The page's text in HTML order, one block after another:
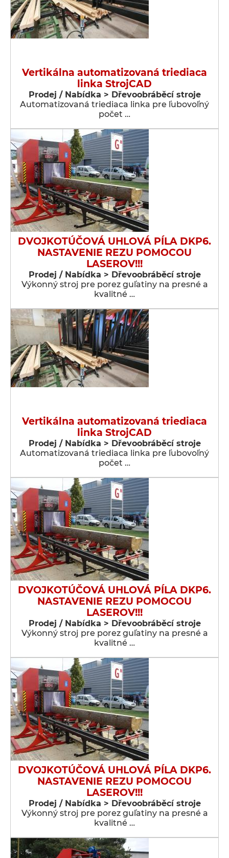
Vertikálna automatizovaná triediaca
linka StrojCAD
Prodej / Nabídka > Dřevoobráběcí stroje
Automatizovaná triediaca linka pre ľubovoľný
počet …
DVOJKOTÚČOVÁ UHLOVÁ PÍLA DKP6.
NASTAVENIE REZU POMOCOU
LASEROV!!!
Prodej / Nabídka > Dřevoobráběcí stroje
Výkonný stroj pre porez guľatiny na presné a
kvalitné …
Vertikálna automatizovaná triediaca
linka StrojCAD
Prodej / Nabídka > Dřevoobráběcí stroje
Automatizovaná triediaca linka pre ľubovoľný
počet …
DVOJKOTÚČOVÁ UHLOVÁ PÍLA DKP6.
NASTAVENIE REZU POMOCOU
LASEROV!!!
Prodej / Nabídka > Dřevoobráběcí stroje
Výkonný stroj pre porez guľatiny na presné a
kvalitné …
DVOJKOTÚČOVÁ UHLOVÁ PÍLA DKP6.
NASTAVENIE REZU POMOCOU
LASEROV!!!
Prodej / Nabídka > Dřevoobráběcí stroje
Výkonný stroj pre porez guľatiny na presné a
kvalitné …